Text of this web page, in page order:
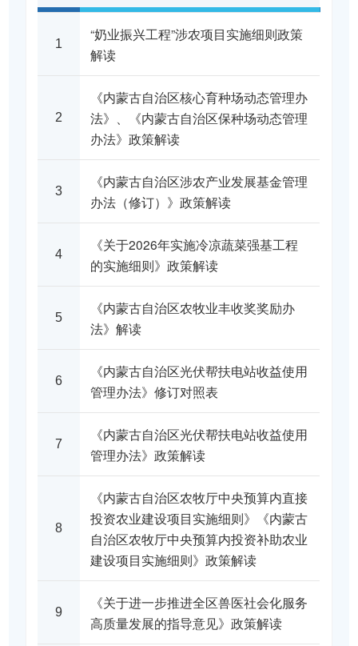
1
“奶业振兴工程”涉农项目实施细则政策
解读
2
《内蒙古自治区核心育种场动态管理办
法》、《内蒙古自治区保种场动态管理
办法》政策解读
3
《内蒙古自治区涉农产业发展基金管理
办法（修订）》政策解读
4
《关于2026年实施冷凉蔬菜强基工程
的实施细则》政策解读
5
《内蒙古自治区农牧业丰收奖奖励办
法》解读
6
《内蒙古自治区光伏帮扶电站收益使用
管理办法》修订对照表
7
《内蒙古自治区光伏帮扶电站收益使用
管理办法》政策解读
8
《内蒙古自治区农牧厅中央预算内直接
投资农业建设项目实施细则》《内蒙古
自治区农牧厅中央预算内投资补助农业
建设项目实施细则》政策解读
9
《关于进一步推进全区兽医社会化服务
高质量发展的指导意见》政策解读